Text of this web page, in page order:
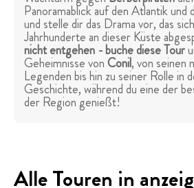
Panoramablick auf den Atlantik und
und stelle dir das Drama vor, das
Jahrhunderte an dieser Küste
nicht entgehen - buche diese Tour
Geheimnisse vonConil, von seinen
Legenden bis hin zu seiner Rolle in
Geschichte, während du eine der
der Region genießt!
Alle Touren in